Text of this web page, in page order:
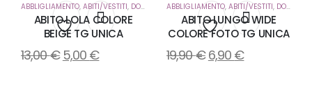
Aggiungi
ABBLIGLIAMENTO, ABITI/VESTITI, DONNA
ABITO LOLA COLORE
BEIGE TG UNICA
13,00€ 5,00 €
Aggiungi
ABBLIGLIAMENTO, ABITI/VESTITI, DONNA
ABITO LUNGO WIDE
COLORE FOTO TG UNICA
19,90€ 6,90 €